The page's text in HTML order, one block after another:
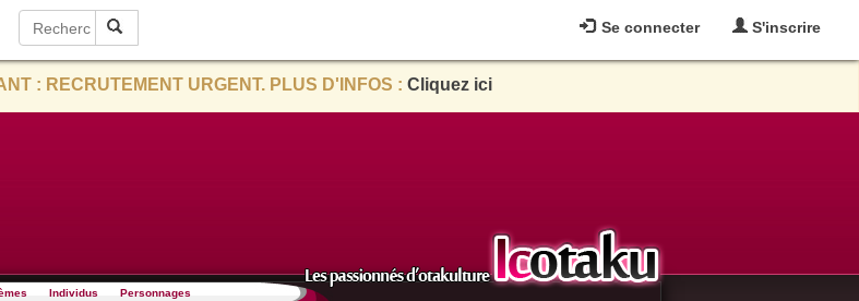
Se connecter S'inscrire
: RECRUTEMENT URGENT. PLUS D'INFOS : Cliquez ici
Individus Personnages